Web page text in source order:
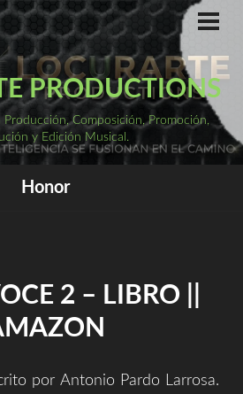
PRODUCTIONS
Producción, Composición, Promoción,
y Edición Musical.
Honor
2 – LIBRO ||
por Antonio Pardo Larrosa.